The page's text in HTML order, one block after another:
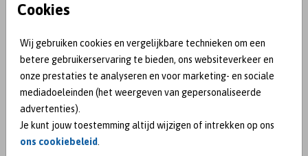
Cookies
Wij gebruiken cookies en vergelijkbare technieken om een
betere gebruikerservaring te bieden, ons websiteverkeer en
onze prestaties te analyseren en voor marketing- en sociale
mediadoeleinden (het weergeven van gepersonaliseerde
advertenties).
Je kunt jouw toestemming altijd wijzigen of intrekken op ons
ons cookiebeleid